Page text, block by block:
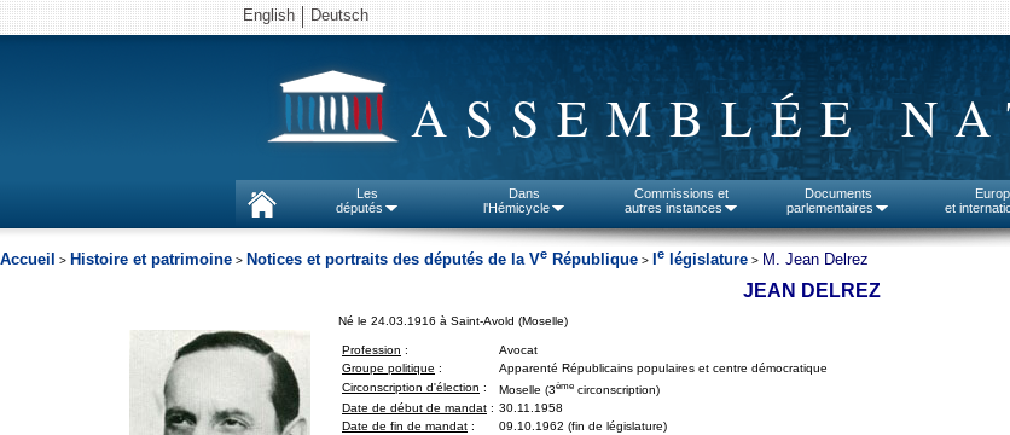
English Deutsch
ASSEMBLÉE
Les
députés
Dans
l'Hémicycle
Commissions et
autres instances
Documents
parlementaires
et
Accueil > Histoire et patrimoine > Notices et portraits des députés de la Ve République > e législature > M. Jean Delrez
JEAN DELREZ
Né le 24.03.1916 à Saint-Avold (Moselle)
Profession :
Avocat
Groupe politique :
Apparenté Républicains populaires et centre démocratique
Circonscription d'élection : Moselle (3ème circonscription)
Date de début de mandat : 30.11.1958
Date de fin de mandat : 09.10.1962 (fin de législature)